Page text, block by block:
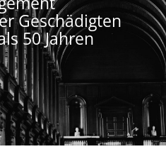
Geschädigten
50 Jahren